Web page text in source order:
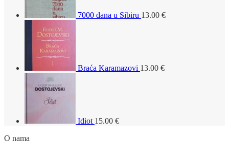
7000 dana u Sibiru 13.00 €
Braća Karamazovi 13.00 €
Idiot 15.00 €
O nama